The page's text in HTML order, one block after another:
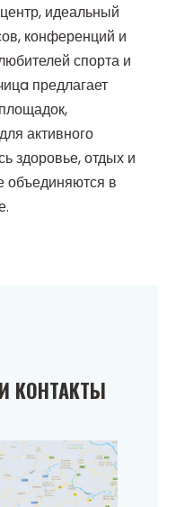
идеальный
конференций и
спорта и
предлагает
активного
здоровье, отдых и
объединяются в
КОНТАКТЫ